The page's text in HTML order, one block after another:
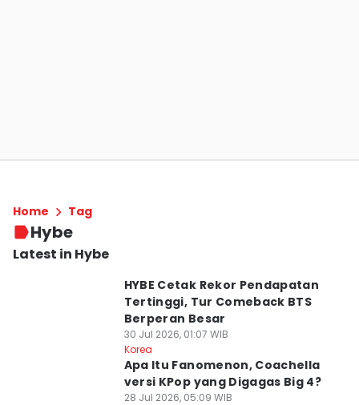
Home Tag
Hybe
Latest in Hybe
HYBE Cetak Rekor Pendapatan
Tertinggi, Tur Comeback BTS
Berperan Besar
30 Jul 2026, 01:07 WIB
Korea
Apa Itu Fanomenon, Coachella
versi KPop yang Digagas Big 4?
28 Jul 2026, 05:09 WIB